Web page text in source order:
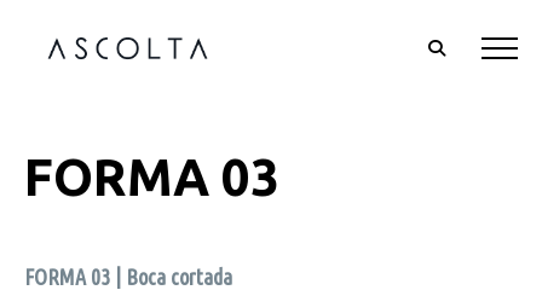
FORMA 03
FORMA 03 | Boca cortada